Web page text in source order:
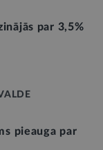
par 3,5%
pieauga par